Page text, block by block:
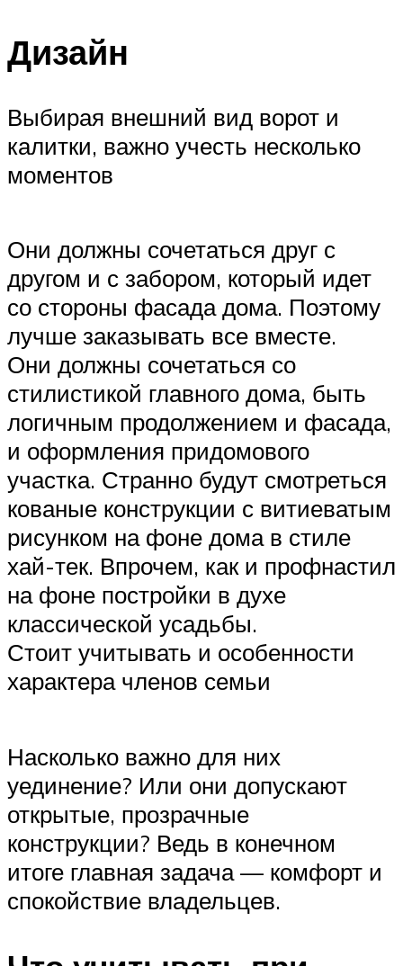
Дизайн
Выбирая внешний вид ворот и
калитки, важно учесть несколько
моментов
Они должны сочетаться друг с
другом и с забором, который идет
со стороны фасада дома. Поэтому
лучше заказывать все вместе.
Они должны сочетаться со
стилистикой главного дома, быть
логичным продолжением и фасада,
и оформления придомового
участка. Странно будут смотреться
кованые конструкции с витиеватым
рисунком на фоне дома в стиле
хай-тек. Впрочем, как и профнастил
на фоне постройки в духе
классической усадьбы.
Стоит учитывать и особенности
характера членов семьи
Насколько важно для них
уединение? Или они допускают
открытые, прозрачные
конструкции? Ведь в конечном
итоге главная задача — комфорт и
спокойствие владельцев.